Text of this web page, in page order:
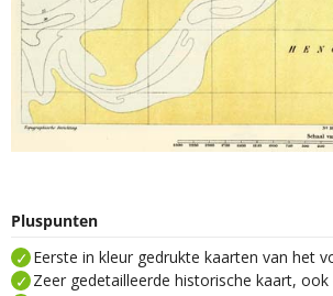
Pluspunten
Eerste in kleur gedrukte kaarten van het
Zeer gedetailleerde historische kaart,